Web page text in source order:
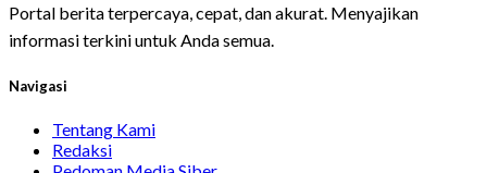
Portal berita terpercaya, cepat, dan akurat. Menyajikan
informasi terkini untuk Anda semua.
Navigasi
Tentang Kami
Redaksi